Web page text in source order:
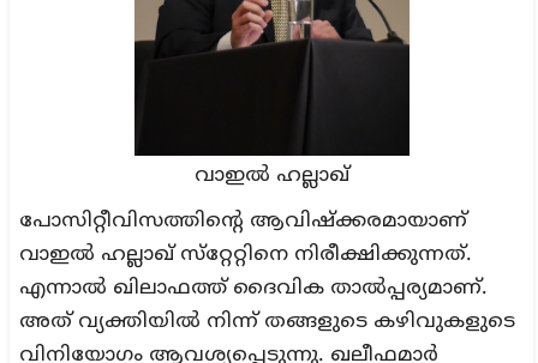
വാഇല്‍ ഹല്ലാഖ്
പോസിറ്റീവിസത്തിന്റെ ആവിഷ്ക്കരമായാണ്
വാഇൽ ഹല്ലാഖ് സ്‌റ്റേറ്റിനെ നിരീക്ഷിക്കുന്നത്.
എന്നാൽ ഖിലാഫത്ത് ദൈവിക താൽപ്പര്യമാണ്.
അത് വ്യക്തിയിൽ നിന്ന് തങ്ങളുടെ കഴിവുകളുടെ
വിനിയോഗം ആവശ്യപ്പെടുന്നു. ഖലീഫമാർ